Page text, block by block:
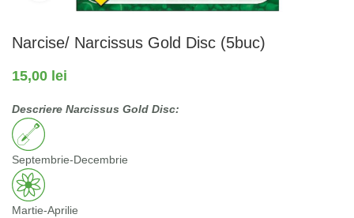
Narcise/ Narcissus Gold Disc (5buc)
15,00 lei
Descriere Narcissus Gold Disc:
Septembrie-Decembrie
Martie-Aprilie